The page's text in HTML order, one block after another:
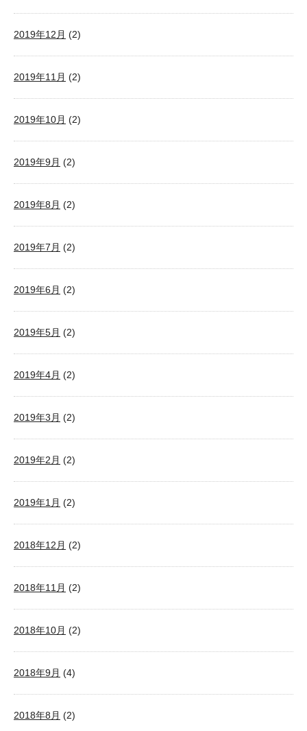
2019年12月 (2)
2019年11月 (2)
2019年10月 (2)
2019年9月 (2)
2019年8月 (2)
2019年7月 (2)
2019年6月 (2)
2019年5月 (2)
2019年4月 (2)
2019年3月 (2)
2019年2月 (2)
2019年1月 (2)
2018年12月 (2)
2018年11月 (2)
2018年10月 (2)
2018年9月 (4)
2018年8月 (2)